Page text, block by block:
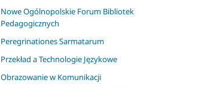
Nowe Ogólnopolskie Forum Bibliotek
Pedagogicznych
Peregrinationes Sarmatarum
Przekład a Technologie Językowe
Obrazowanie w Komunikacji